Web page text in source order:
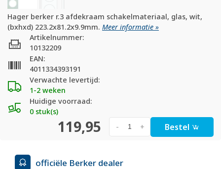
Hager berker r.3 afdekraam schakelmateriaal, glas, wit,
(bxhxd) 223.2x81.2x9.9mm. Meer informatie »
Verwachte levertijd:
1-2 weken
Huidige voorraad:
0 stuk(s)
Artikelnummer:
10132209
EAN:
4011334393191
119,95 +
- Bestel
officiële Berker dealer